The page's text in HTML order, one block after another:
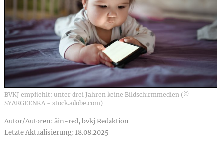
BVKJ empfiehlt: unter drei Jahren keine Bildschirmmedien (©
SYARGEENKA - stock.adobe.com)
Autor/Autoren: äin-red, bvkj Redaktion
Letzte Aktualisierung: 18.08.2025